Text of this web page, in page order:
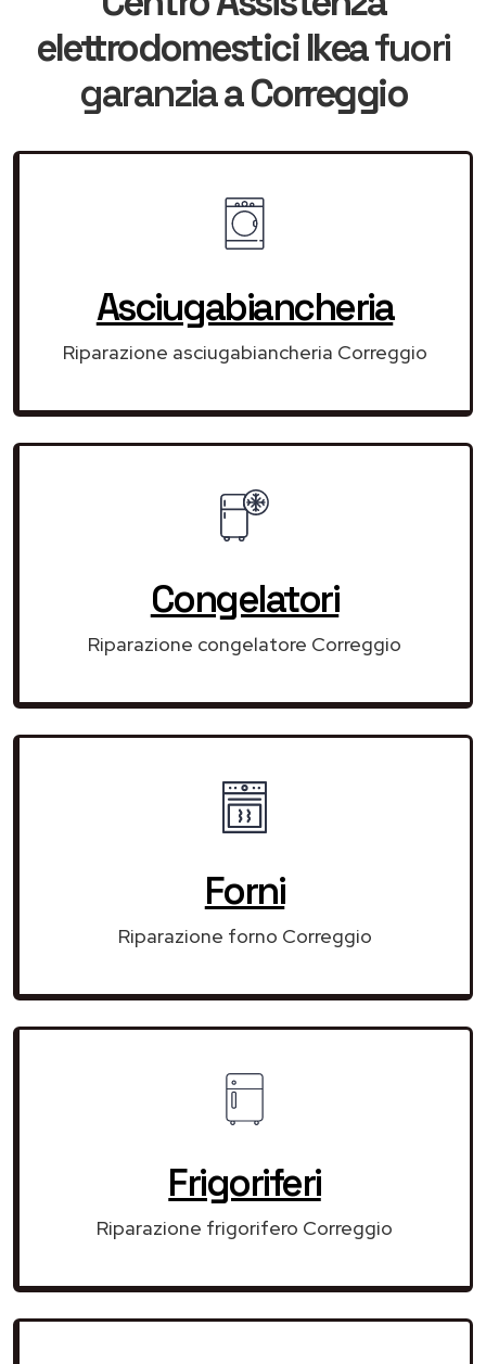
elettrodomestici Ikeafuori
garanziaa Correggio
Asciugabiancheria
Riparazione asciugabiancheria Correggio
Congelatori
Riparazione congelatore Correggio
Forni
Riparazione forno Correggio
Frigoriferi
Riparazione frigorifero Correggio